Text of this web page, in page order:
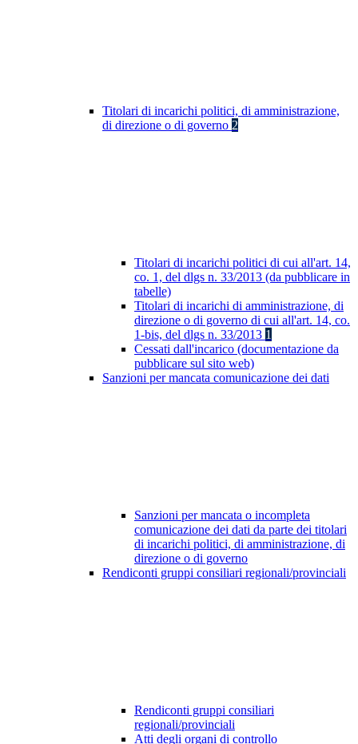
Titolari di incarichi politici, di amministrazione,
di direzione o di governo 2
Titolari di incarichi politici di cui all'art. 14,
co. 1, del dlgs n. 33/2013 (da pubblicare in
tabelle)
Titolari di incarichi di amministrazione, di
direzione o di governo di cui all'art. 14, co.
1-bis, del dlgs n. 33/2013 1
Cessati dall'incarico (documentazione da
pubblicare sul sito web)
Sanzioni per mancata comunicazione dei dati
Sanzioni per mancata o incompleta
comunicazione dei dati da parte dei titolari
di incarichi politici, di amministrazione, di
direzione o di governo
Rendiconti gruppi consiliari regionali/provinciali
Rendiconti gruppi consiliari
regionali/provinciali
Atti degli organi di controllo